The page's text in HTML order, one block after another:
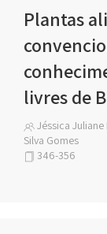
Plantas
livres de
Jéssica
Silva Gomes
346-356